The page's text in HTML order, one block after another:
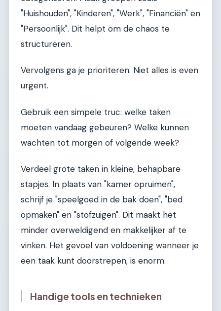
"Huishouden", "Kinderen", "Werk", "Financiën" en
"Persoonlijk". Dit helpt om de chaos te
structureren.
Vervolgens ga je prioriteren. Niet alles is even
urgent.
Gebruik een simpele truc: welke taken
moeten vandaag gebeuren? Welke kunnen
wachten tot morgen of volgende week?
Verdeel grote taken in kleine, behapbare
stapjes. In plaats van "kamer opruimen",
schrijf je "speelgoed in de bak doen", "bed
opmaken" en "stofzuigen". Dit maakt het
minder overweldigend en makkelijker af te
vinken. Het gevoel van voldoening wanneer je
een taak kunt doorstrepen, is enorm.
Handige tools en technieken